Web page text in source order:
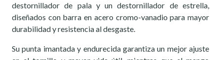
destornillador de pala y un destornillador de estrella,
diseñados con barra en acero cromo-vanadio para mayor
durabilidad y resistencia al desgaste.
Su punta imantada y endurecida garantiza un mejor ajuste